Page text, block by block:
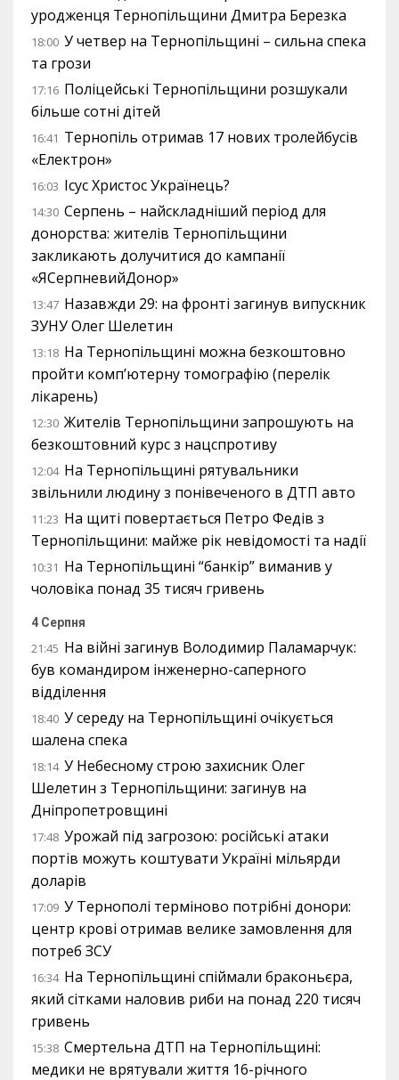
уродженця Тернопільщини Дмитра Березка
18:00 У четвер на Тернопільщині – сильна спека
та грози
17:16 Поліцейські Тернопільщини розшукали
більше сотні дітей
16:41 Тернопіль отримав 17 нових тролейбусів
«Електрон»
16:03 Ісус Христос Українець?
14:30 Серпень – найскладніший період для
донорства: жителів Тернопільщини
закликають долучитися до кампанії
«ЯСерпневийДонор»
13:47 Назавжди 29: на фронті загинув випускник
ЗУНУ Олег Шелетин
13:18 На Тернопільщині можна безкоштовно
пройти комп’ютерну томографію (перелік
лікарень)
12:30 Жителів Тернопільщини запрошують на
безкоштовний курс з нацспротиву
12:04 На Тернопільщині рятувальники
звільнили людину з понівеченого в ДТП авто
11:23 На щиті повертається Петро Федів з
Тернопільщини: майже рік невідомості та надії
10:31 На Тернопільщині “банкір” виманив у
чоловіка понад 35 тисяч гривень
4 Серпня
21:45 На війні загинув Володимир Паламарчук:
був командиром інженерно-саперного
відділення
18:40 У середу на Тернопільщині очікується
шалена спека
18:14 У Небесному строю захисник Олег
Шелетин з Тернопільщини: загинув на
Дніпропетровщині
17:48 Урожай під загрозою: російські атаки
портів можуть коштувати Україні мільярди
доларів
17:09 У Тернополі терміново потрібні донори:
центр крові отримав велике замовлення для
потреб ЗСУ
16:34 На Тернопільщині спіймали браконьєра,
який сітками наловив риби на понад 220 тисяч
гривень
15:38 Смертельна ДТП на Тернопільщині:
медики не врятували життя 16-річного